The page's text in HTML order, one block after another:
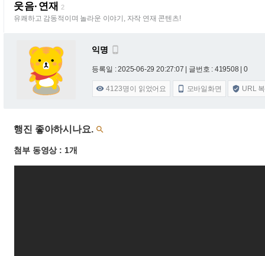
웃음·연재 2
유쾌하고 감동적이며 놀라운 이야기, 자작 연재 콘텐츠!
익명 
등록일 : 2025-06-29 20:27:07 | 글번호 : 419508 | 0
 4123명이 읽었어요  모바일화면  URL
행진 좋아하시나요. 
첨부 동영상 : 1개